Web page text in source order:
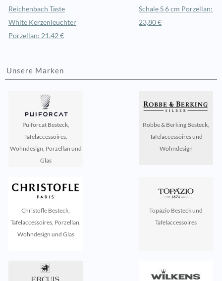
Reichenbach Taste
White Kerzenleuchter
Porzellan: 21,42 €
Schale S 6 cm Porzellan:
23,80 €
Unsere Marken
Puiforcat Besteck,
Tafelaccessoires,
Wohndesign, Porzellan und
Glas
Robbe & Berking Besteck,
Tafelaccessoires und
Wohndesign
Christofle Besteck,
Tafelaccessoires, Porzellan,
Wohndesign und Glas
Topázio Besteck und
Tafelaccessoires